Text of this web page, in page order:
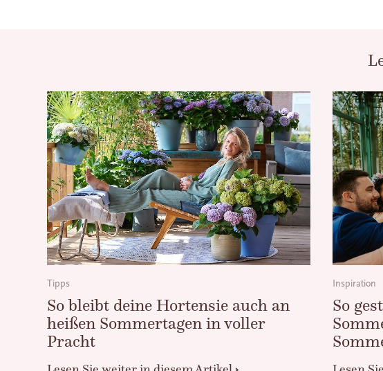
Tipps
So bleibt deine Hortensie auch an
heißen Sommertagen in voller
Pracht
Inspiration
So